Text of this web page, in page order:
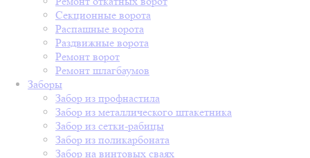
Секционные ворота
Распашные ворота
Раздвижные ворота
Ремонт ворот
Ремонт шлагбаумов
Заборы
Забор из профнастила
Забор из металлического штакетника
Забор из сетки-рабицы
Забор из поликарбоната
Забор на винтовых сваях